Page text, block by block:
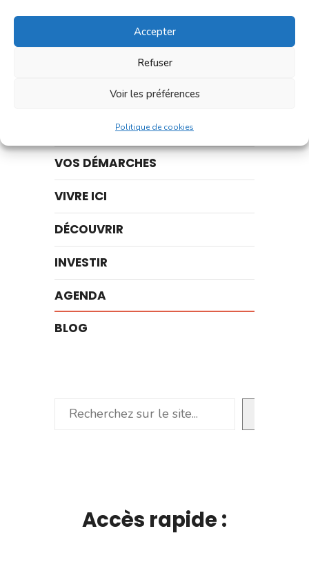
Accepter
Refuser
Voir les préférences
Politique de cookies
ACTUALITÉS
VOS DÉMARCHES
VIVRE ICI
DÉCOUVRIR
INVESTIR
AGENDA
BLOG
Rechercher
Accès rapide :